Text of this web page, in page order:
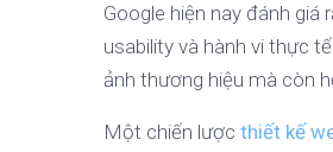
Google hiện nay đánh giá
usability và hành vi thực
ảnh thương hiệu mà còn
Một chiến lược thiết kế